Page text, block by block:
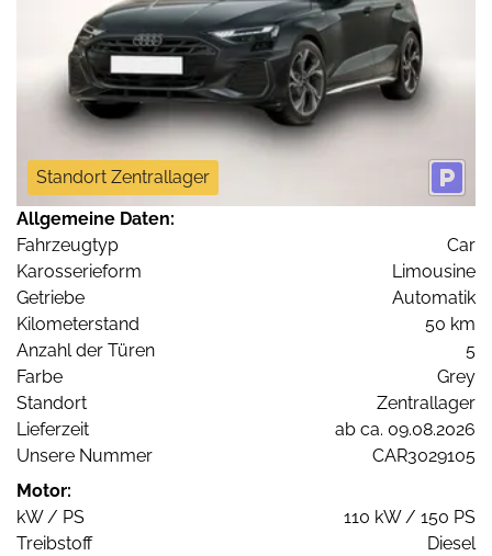
Standort Zentrallager
Allgemeine Daten:
Fahrzeugtyp
Car
Karosserieform
Limousine
Getriebe
Automatik
Kilometerstand
50 km
Anzahl der Türen
5
Farbe
Grey
Standort
Zentrallager
Lieferzeit
ab ca. 09.08.2026
Unsere Nummer
CAR3029105
Motor:
kW / PS
110 kW / 150 PS
Treibstoff
Diesel